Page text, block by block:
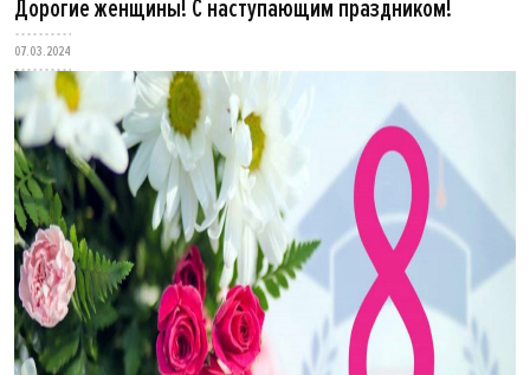
Дорогие женщины! С наступающим праздником!
07.03.2024